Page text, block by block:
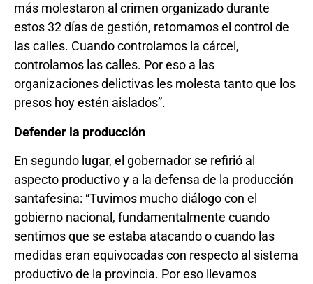
más molestaron al crimen organizado durante
estos 32 días de gestión, retomamos el control de
las calles. Cuando controlamos la cárcel,
controlamos las calles. Por eso a las
organizaciones delictivas les molesta tanto que los
presos hoy estén aislados”.
Defender la producción
En segundo lugar, el gobernador se refirió al
aspecto productivo y a la defensa de la producción
santafesina: “Tuvimos mucho diálogo con el
gobierno nacional, fundamentalmente cuando
sentimos que se estaba atacando o cuando las
medidas eran equivocadas con respecto al sistema
productivo de la provincia. Por eso llevamos